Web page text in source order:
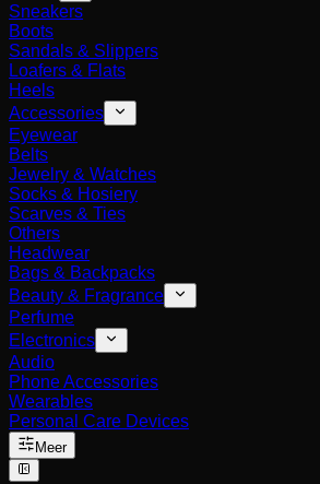
Sneakers
Boots
Sandals & Slippers
Loafers & Flats
Heels
Accessories
Eyewear
Belts
Jewelry & Watches
Socks & Hosiery
Scarves & Ties
Others
Headwear
Bags & Backpacks
Beauty & Fragrance
Perfume
Electronics
Audio
Phone Accessories
Wearables
Personal Care Devices
Meer